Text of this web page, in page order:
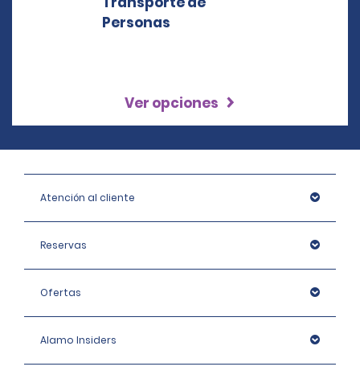
Ver opciones
Atención al cliente
Reservas
Ofertas
Alamo Insiders